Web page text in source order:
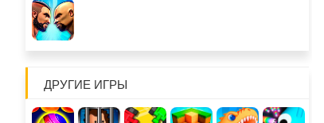
ДРУГИЕ ИГРЫ